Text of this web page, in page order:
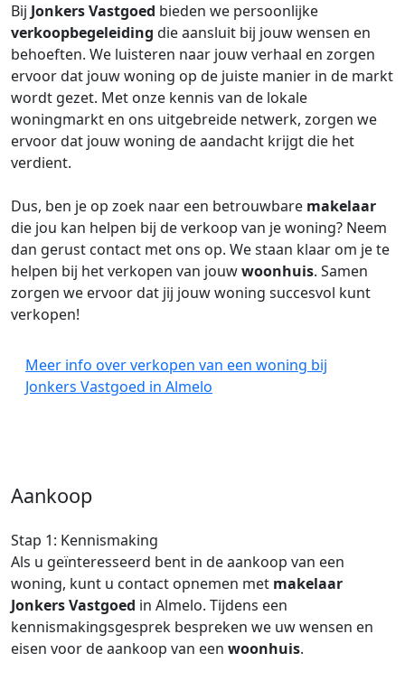
Bij Jonkers Vastgoed bieden we persoonlijke
verkoopbegeleiding die aansluit bij jouw wensen en
behoeften. We luisteren naar jouw verhaal en zorgen
ervoor dat jouw woning op de juiste manier in de markt
wordt gezet. Met onze kennis van de lokale
woningmarkt en ons uitgebreide netwerk, zorgen we
ervoor dat jouw woning de aandacht krijgt die het
verdient.
Dus, ben je op zoek naar een betrouwbare makelaar
die jou kan helpen bij de verkoop van je woning? Neem
dan gerust contact met ons op. We staan klaar om je te
helpen bij het verkopen van jouwwoonhuis. Samen
zorgen we ervoor dat jij jouw woning succesvol kunt
verkopen!
Meer info over verkopen van een woning bij
Jonkers Vastgoed in Almelo
Aankoop
Stap 1: Kennismaking
Als u geïnteresseerd bent in de aankoop van een
woning, kunt u contact opnemen met makelaar
Jonkers Vastgoed in Almelo. Tijdens een
kennismakingsgesprek bespreken we uw wensen en
eisen voor de aankoop van een woonhuis.